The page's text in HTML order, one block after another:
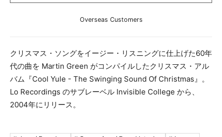
Overseas Customers
クリスマス・ソングをイージー・リスニングに仕上げた60年
代の曲を Martin Green がコンパイルしたクリスマス・アル
バム『Cool Yule - The Swinging Sound Of Christmas』。
Lo Recordings のサブレーベル Invisible College から、
2004年にリリース。